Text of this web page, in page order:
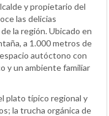
y propietario del
las delicias
la región. Ubicado en
a 1.000 metros de
autóctono con
y un ambiente familiar
plato típico regional y
la trucha orgánica de